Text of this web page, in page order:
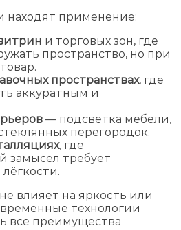
находят применение:
и торговых зон, где
пространство, но при
пространствах, где
аккуратным и
— подсветка мебели,
перегородок.
, где
замысел требует
влияет на яркость или
технологии
все преимущества